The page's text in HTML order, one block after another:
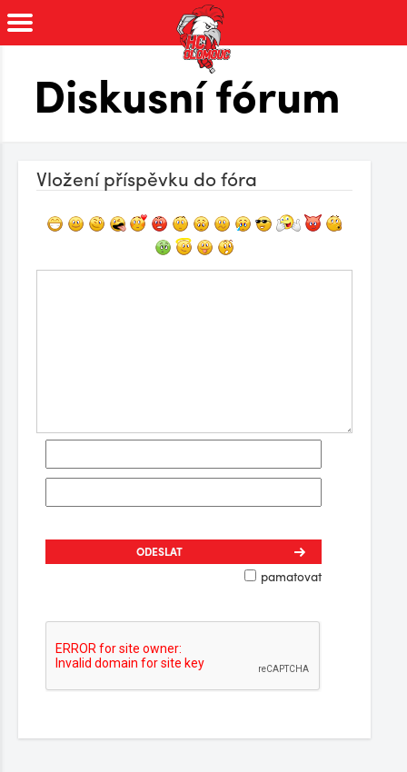
Diskusní fórum
Vložení příspěvku do fóra
pamatovat